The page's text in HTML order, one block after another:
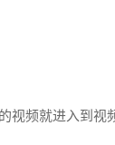
视频就进入到